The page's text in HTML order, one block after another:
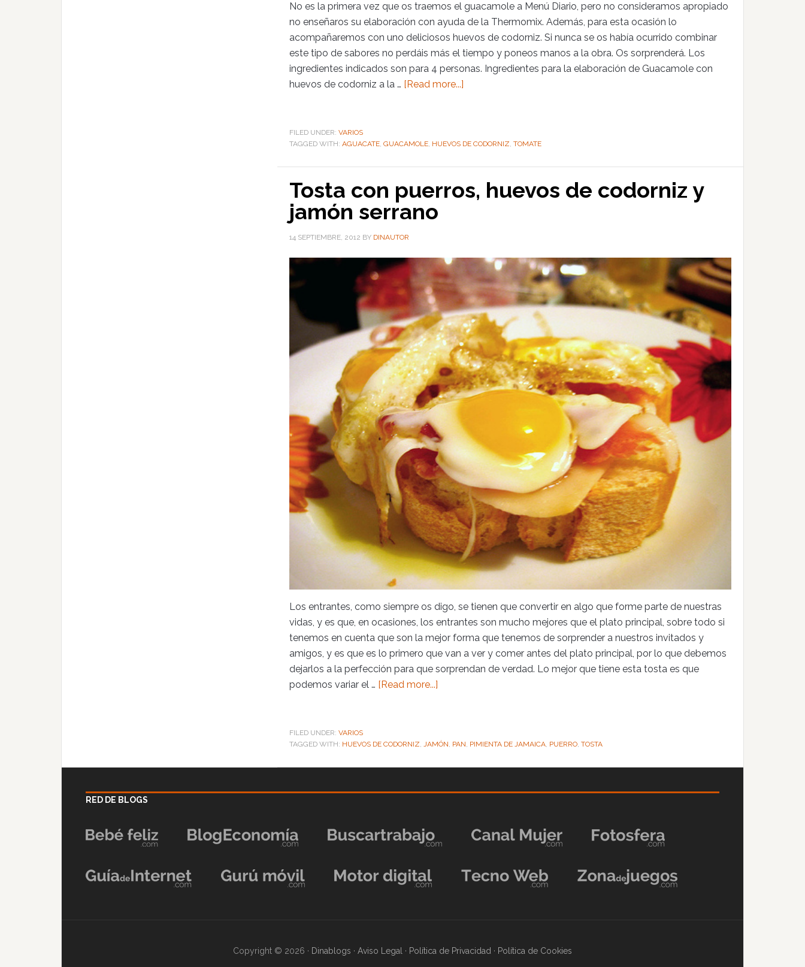
No es la primera vez que os traemos el guacamole a Menú Diario, pero no consideramos apropiado
no enseñaros su elaboración con ayuda de la Thermomix. Además, para esta ocasión lo
acompañaremos con uno deliciosos huevos de codorniz. Si nunca se os había ocurrido combinar
este tipo de sabores no perdáis más el tiempo y poneos manos a la obra. Os sorprenderá. Los
ingredientes indicados son para 4 personas. Ingredientes para la elaboración de Guacamole con
huevos de codorniz a la … [Read more...]
FILED UNDER: VARIOS
TAGGED WITH: AGUACATE, GUACAMOLE, HUEVOS DE CODORNIZ, TOMATE
Tosta con puerros, huevos de codorniz y
jamón serrano
14 SEPTIEMBRE, 2012 BY DINAUTOR
Los entrantes, como siempre os digo, se tienen que convertir en algo que forme parte de nuestras
vidas, y es que, en ocasiones, los entrantes son mucho mejores que el plato principal, sobre todo si
tenemos en cuenta que son la mejor forma que tenemos de sorprender a nuestros invitados y
amigos, y es que es lo primero que van a ver y comer antes del plato principal, por lo que debemos
dejarlos a la perfección para que sorprendan de verdad. Lo mejor que tiene esta tosta es que
podemos variar el … [Read more...]
FILED UNDER: VARIOS
TAGGED WITH: HUEVOS DE CODORNIZ, JAMÓN, PAN, PIMIENTA DE JAMAICA, PUERRO, TOSTA
RED DE BLOGS
Copyright © 2026 · Dinablogs · Aviso Legal · Política de Privacidad · Política de Cookies